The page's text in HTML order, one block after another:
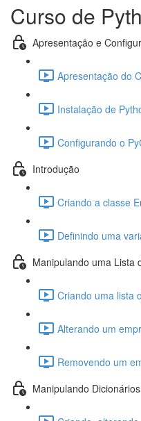
Curso de
Apresentação e
Apresentação do
Instalação de
Configurando o
Introdução
Criando a classe
Definindo uma
Manipulando uma Lista
Criando uma lista
Alterando um
Removendo um
Manipulando Dicionários